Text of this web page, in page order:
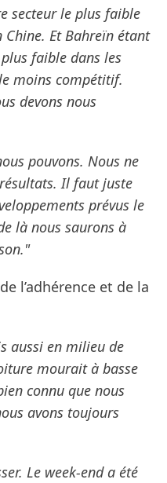
secteur le plus faible
Chine. Et Bahreïn étant
faible dans les
moins compétitif.
devons nous
pouvons. Nous ne
Il faut juste
prévus le
là nous saurons à
l’adhérence et de la
aussi en milieu de
mourait à basse
connu que nous
avons toujours
Le week-end a été